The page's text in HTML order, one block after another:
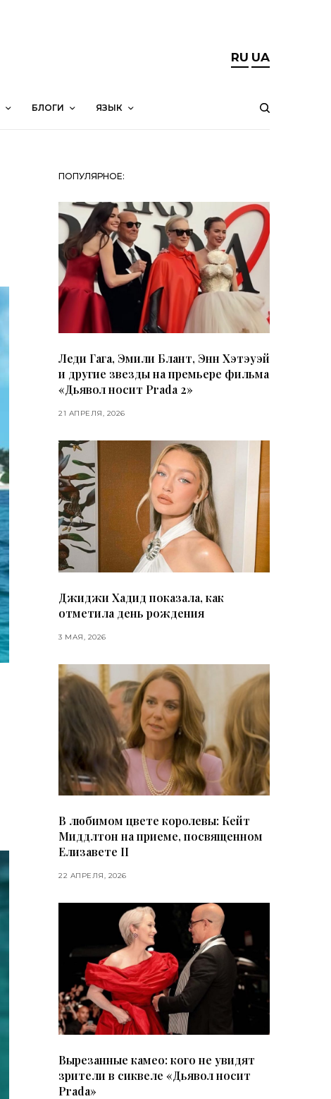
RU UA
БЛОГИ ЯЗЫК
ПОПУЛЯРНОЕ:
Леди Гага, Эмили Блант, Энн Хэтэуэй
и другие звезды на премьере фильма
«Дьявол носит Prada 2»
21 АПРЕЛЯ, 2026
Джиджи Хадид показала, как
отметила день рождения
3 МАЯ, 2026
В любимом цвете королевы: Кейт
Миддлтон на приеме, посвященном
Елизавете II
22 АПРЕЛЯ, 2026
Вырезанные камео: кого не увидят
зрители в сиквеле «Дьявол носит
Prada»